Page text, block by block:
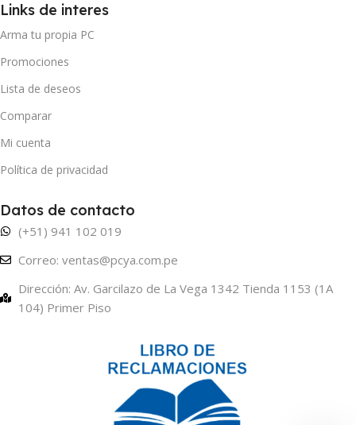
Links de interes
Arma tu propia PC
Promociones
Lista de deseos
Comparar
Mi cuenta
Política de privacidad
Datos de contacto
(+51) 941 102 019
Correo: ventas@pcya.com.pe
Dirección: Av. Garcilazo de La Vega 1342 Tienda 1153 (1A
104) Primer Piso